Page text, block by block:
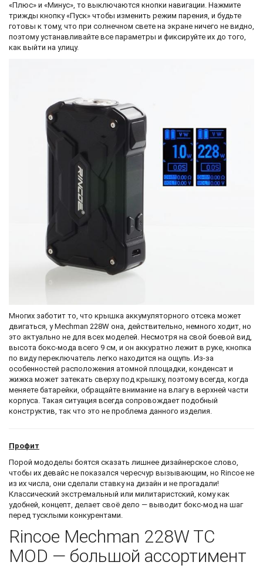
«Плюс» и «Минус», то выключаются кнопки навигации. Нажмите
трижды кнопку «Пуск» чтобы изменить режим парения, и будьте
готовы к тому, что при солнечном свете на экране ничего не видно,
поэтому устанавливайте все параметры и фиксируйте их до того,
как выйти на улицу.
Многих заботит то, что крышка аккумуляторного отсека может
двигаться, у Mechman 228W она, действительно, немного ходит, но
это актуально не для всех моделей. Несмотря на свой боевой вид,
высота бокс-мода всего 9 см, и он аккуратно лежит в руке, кнопка
по виду переключатель легко находится на ощупь. Из-за
особенностей расположения атомной площадки, конденсат и
жижка может затекать сверху под крышку, поэтому всегда, когда
меняете батарейки, обращайте внимание на влагу в верхней части
корпуса. Такая ситуация всегда сопровождает подобный
конструктив, так что это не проблема данного изделия.
Профит
Порой мододелы боятся сказать лишнее дизайнерское слово,
чтобы их девайс не показался чересчур вызывающим, но Rincoe не
из их числа, они сделали ставку на дизайн и не прогадали!
Классический экстремальный или милитаристский, кому как
удобней, концепт, делает своё дело — выводит бокс-мод на шаг
перед тусклыми конкурентами.
Rincoe Mechman 228W TC
MOD — большой ассортимент